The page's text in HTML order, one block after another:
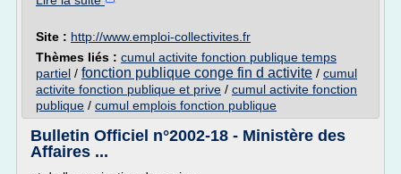
Site : http://www.emploi-collectivites.fr
Thèmes liés : cumul activite fonction publique temps
partiel / fonction publique conge fin d activite / cumul
activite fonction publique et prive / cumul activite fonction
publique / cumul emplois fonction publique
Bulletin Officiel n°2002-18 - Ministère des
Affaires ...